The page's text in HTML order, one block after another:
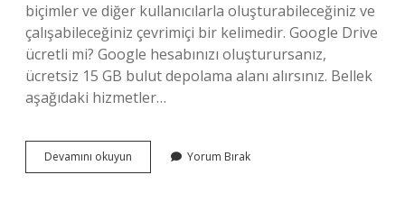
biçimler ve diğer kullanıcılarla oluşturabileceğiniz ve
çalışabileceğiniz çevrimiçi bir kelimedir. Google Drive
ücretli mi? Google hesabınızı oluşturursanız,
ücretsiz 15 GB bulut depolama alanı alırsınız. Bellek
aşağıdaki hizmetler…
Devamını okuyun
Documents
Yorum Bırak